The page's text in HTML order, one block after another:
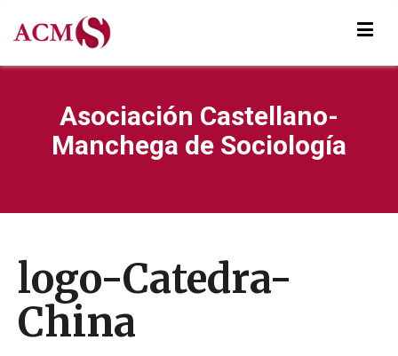
Asociación Castellano-
Manchega de Sociología
logo-Catedra-
China